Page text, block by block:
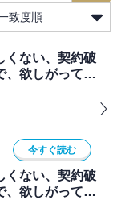
致度順
くない、契約破
、欲しがってい
今すぐ読む
くない、契約破
、欲しがってい